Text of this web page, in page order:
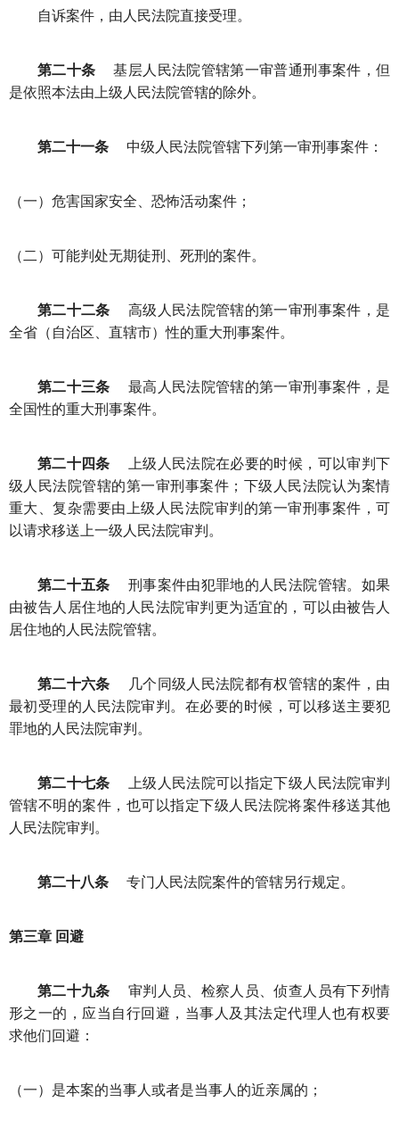
自诉案件，由人民法院直接受理。
第二十条
基层人民法院管辖第一审普通刑事案件，但
是依照本法由上级人民法院管辖的除外。
第二十一条 中级人民法院管辖下列第一审刑事案件：
（一）危害国家安全、恐怖活动案件；
（二）可能判处无期徒刑、死刑的案件。
第二十二条
高级人民法院管辖的第一审刑事案件，是
全省（自治区、直辖市）性的重大刑事案件。
第二十三条
最高人民法院管辖的第一审刑事案件，是
全国性的重大刑事案件。
第二十四条
上级人民法院在必要的时候，可以审判下
级人民法院管辖的第一审刑事案件；下级人民法院认为案情
重大、复杂需要由上级人民法院审判的第一审刑事案件，可
以请求移送上一级人民法院审判。
第二十五条
刑事案件由犯罪地的人民法院管辖。如果
由被告人居住地的人民法院审判更为适宜的，可以由被告人
居住地的人民法院管辖。
第二十六条
几个同级人民法院都有权管辖的案件，由
最初受理的人民法院审判。在必要的时候，可以移送主要犯
罪地的人民法院审判。
第二十七条
上级人民法院可以指定下级人民法院审判
管辖不明的案件，也可以指定下级人民法院将案件移送其他
人民法院审判。
第二十八条 专门人民法院案件的管辖另行规定。
第三章 回避
第二十九条
审判人员、检察人员、侦查人员有下列情
形之一的，应当自行回避，当事人及其法定代理人也有权要
求他们回避：
（一）是本案的当事人或者是当事人的近亲属的；